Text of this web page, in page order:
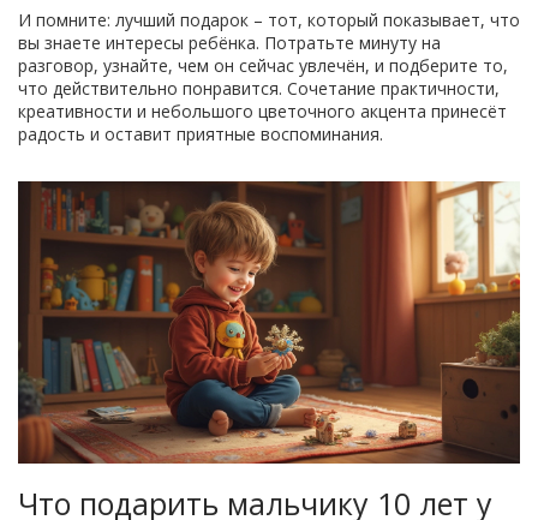
И помните: лучший подарок – тот, который показывает, что
вы знаете интересы ребёнка. Потратьте минуту на
разговор, узнайте, чем он сейчас увлечён, и подберите то,
что действительно понравится. Сочетание практичности,
креативности и небольшого цветочного акцента принесёт
радость и оставит приятные воспоминания.
Что подарить мальчику 10 лет у